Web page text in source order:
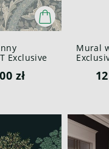
Exclusive
III
zł
Mural